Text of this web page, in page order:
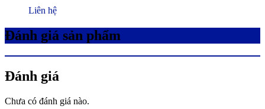
Liên hệ
Đánh giá sản phẩm
Đánh giá
Chưa có đánh giá nào.